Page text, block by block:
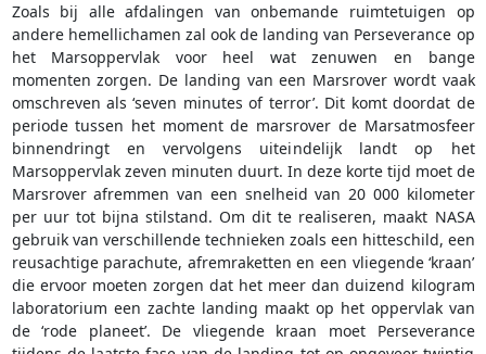
Zoals bij alle afdalingen van onbemande ruimtetuigen op
andere hemellichamen zal ook de landing van Perseverance op
het Marsoppervlak voor heel wat zenuwen en bange
momenten zorgen. De landing van een Marsrover wordt vaak
omschreven als ‘seven minutes of terror’. Dit komt doordat de
periode tussen het moment de marsrover de Marsatmosfeer
binnendringt en vervolgens uiteindelijk landt op het
Marsoppervlak zeven minuten duurt. In deze korte tijd moet de
Marsrover afremmen van een snelheid van 20 000 kilometer
per uur tot bijna stilstand. Om dit te realiseren, maakt NASA
gebruik van verschillende technieken zoals een hitteschild, een
reusachtige parachute, afremraketten en een vliegende ‘kraan’
die ervoor moeten zorgen dat het meer dan duizend kilogram
laboratorium een zachte landing maakt op het oppervlak van
de ‘rode planeet’. De vliegende kraan moet Perseverance